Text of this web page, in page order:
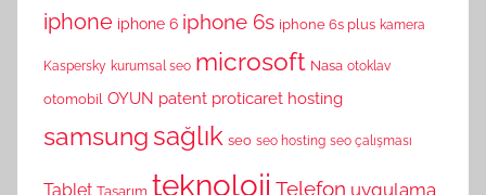
iphone iphone 6 iphone 6s iphone 6s plus kamera
Kaspersky kurumsal seo microsoft Nasa otoklav
otomobil OYUN patent proticaret hosting
samsung sağlık seo seo hosting seo çalışması
Tablet Tasarım teknoloji Telefon uygulama